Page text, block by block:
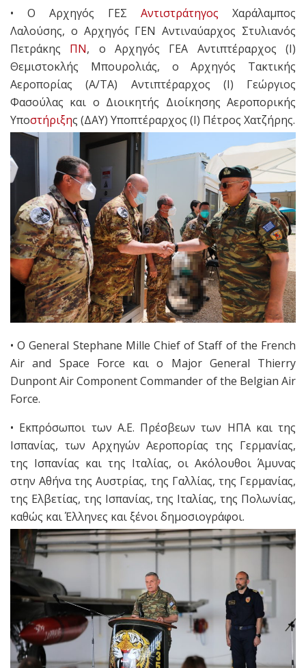
• Ο Αρχηγός ΓΕΣ Αντιστράτηγος Χαράλαμπος
Λαλούσης, ο Αρχηγός ΓΕΝ Αντιναύαρχος Στυλιανός
Πετράκης ΠΝ, ο Αρχηγός ΓΕΑ Αντιπτέραρχος (Ι)
Θεμιστοκλής Μπουρολιάς, ο Αρχηγός Τακτικής
Αεροπορίας (Α/ΤΑ) Αντιπτέραρχος (Ι) Γεώργιος
Φασούλας και ο Διοικητής Διοίκησης Αεροπορικής
Υποστήριξης (ΔΑΥ) Υποπτέραρχος (Ι) Πέτρος Χατζήρης.
• Ο General Stephane Mille Chief of Staff of the French
Air and Space Force και ο Major General Thierry
Dunpont Air Component Commander of the Belgian Air
Force.
• Εκπρόσωποι των Α.Ε. Πρέσβεων των ΗΠΑ και της
Ισπανίας, των Αρχηγών Αεροπορίας της Γερμανίας,
της Ισπανίας και της Ιταλίας, οι Ακόλουθοι Άμυνας
στην Αθήνα της Αυστρίας, της Γαλλίας, της Γερμανίας,
της Ελβετίας, της Ισπανίας, της Ιταλίας, της Πολωνίας,
καθώς και Έλληνες και ξένοι δημοσιογράφοι.